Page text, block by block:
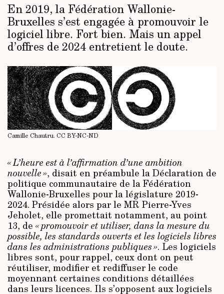
En 2019, la Fédération Wallonie-
Bruxelles s’est engagée à promouvoir le
logiciel libre. Fort bien. Mais un appel
d’offres de 2024 entretient le doute.
Camille Chautru. CC BY-NC-ND
« L’heure est à l’affirmation d’une ambition
nouvelle », disait en préambule la Déclaration de
politique communautaire de la Fédération
Wallonie-Bruxelles pour la législature 2019-
2024. Présidée alors par le MR Pierre-Yves
Jeholet, elle promettait notamment, au point
13, de « promouvoir et utiliser, dans la mesure du
possible, les standards ouverts et les logiciels libres
dans les administrations publiques ». Les logiciels
libres sont, pour rappel, ceux dont on peut
réutiliser, modifier et rediffuser le code
moyennant certaines conditions détaillées
dans leurs licences. Ils s’opposent aux logiciels